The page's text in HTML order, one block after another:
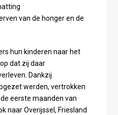
van de honger en de
hun kinderen naar het
dat zij daar
Dankzij
werden, vertrokken
eerste maanden van
naar Overijssel, Friesland